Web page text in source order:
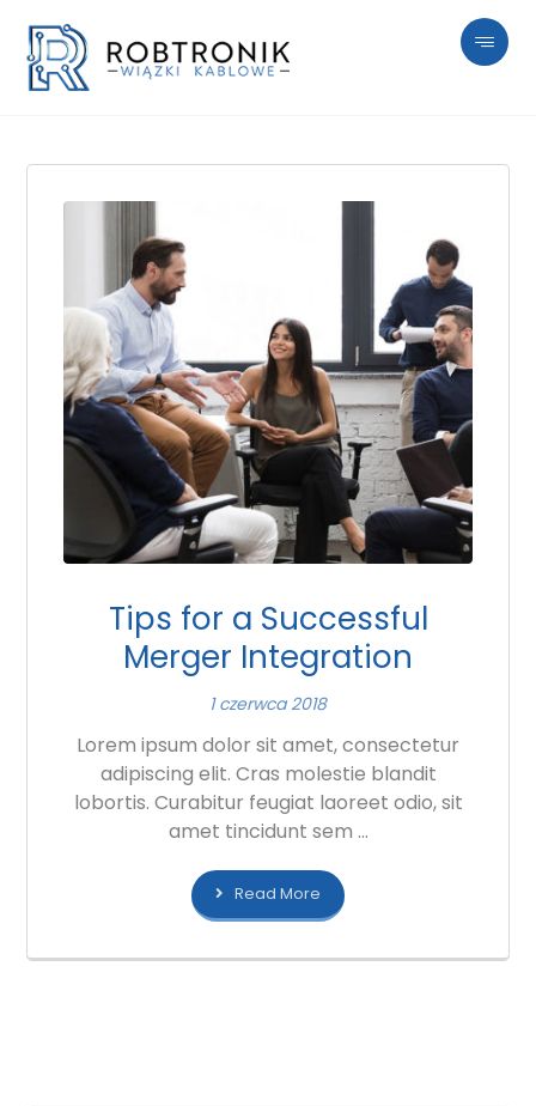
Tips for a Successful
Merger Integration
1 czerwca 2018
Lorem ipsum dolor sit amet, consectetur
adipiscing elit. Cras molestie blandit
lobortis. Curabitur feugiat laoreet odio, sit
amet tincidunt sem ...
Read More